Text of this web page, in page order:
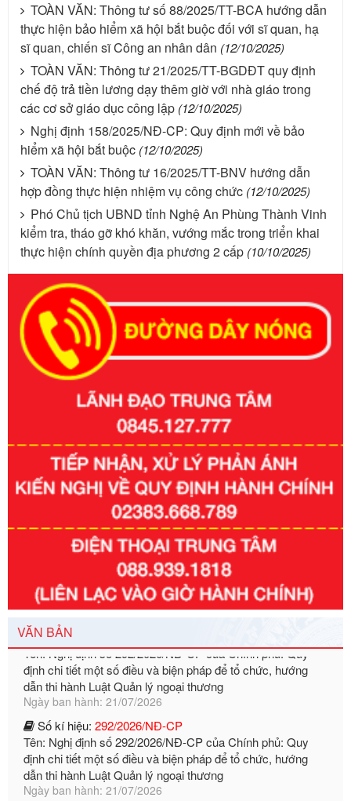
TOÀN VĂN: Thông tư số 88/2025/TT-BCA hướng dẫn
thực hiện bảo hiểm xã hội bắt buộc đối với sĩ quan, hạ
sĩ quan, chiến sĩ Công an nhân dân (12/10/2025)
TOÀN VĂN: Thông tư 21/2025/TT-BGDĐT quy định
chế độ trả tiền lương dạy thêm giờ với nhà giáo trong
các cơ sở giáo dục công lập (12/10/2025)
Nghị định 158/2025/NĐ-CP: Quy định mới về bảo
hiểm xã hội bắt buộc (12/10/2025)
TOÀN VĂN: Thông tư 16/2025/TT-BNV hướng dẫn
hợp đồng thực hiện nhiệm vụ công chức (12/10/2025)
Phó Chủ tịch UBND tỉnh Nghệ An Phùng Thành Vinh
kiểm tra, tháo gỡ khó khăn, vướng mắc trong triển khai
thực hiện chính quyền địa phương 2 cấp (10/10/2025)
VĂN BẢN
Số kí hiệu:351/2025/NĐ-CP
Tên: Nghị định số 351/2025/NĐ-CP của Chính phủ: Quy
định chuẩn nghèo đa chiều quốc gia giai đoạn 2026 - 2030
Ngày ban hành: 29/12/2026
Số kí hiệu: 3014/QĐ-UBND
Tên: Quyết định về việc công bố danh mục thủ tục hành
chính ban hành mới, sửa đổi bổ sung trong lĩnh vực hỗ trợ
đầu tư, lĩnh vực đấu thầu lựa chọn nhà thầu thuộc thẩm
quyền giải quyết của Sở Tài chính và Ban Quản lý Khu kinh
tế Đông Nam Nghệ An
Ngày ban hành: 23/09/2026
Số kí hiệu:292/2026/NĐ-CP
Tên: Nghị định số 292/2026/NĐ-CP của Chính phủ: Quy
định chi tiết một số điều và biện pháp để tổ chức, hướng
dẫn thi hành Luật Quản lý ngoại thương
Ngày ban hành: 21/07/2026
Số kí hiệu:
Tên: Nghị định số 292/2026/NĐ-CP của Chính phủ: Quy
định chi tiết một số điều và biện pháp để tổ chức, hướng
dẫn thi hành Luật Quản lý ngoại thương
Ngày ban hành: 21/07/2026
Số kí hiệu:105/2026/TT-BTC
Tên: Thông tư số 105/2026/TT-BTC của Bộ Tài chính: Bãi
bỏ Thông tư số 87/2019/TT- BТC ngày 19 tháng 12 năm
2019 của Bộ trưởng Bộ Tài chính hướng dẫn thực hiện xử
phạt vi phạm hành chính trong lĩnh vực kho bạc nhà nước
Ngày ban hành: 21/07/2026